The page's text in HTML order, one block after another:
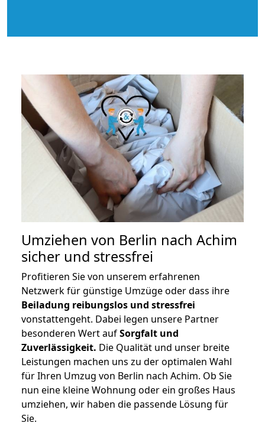
Umziehen von Berlin nach Achim
sicher und stressfrei
Profitieren Sie von unserem erfahrenen
Netzwerk für günstige Umzüge oder dass ihre
Beiladung reibungslos und stressfrei
vonstattengeht. Dabei legen unsere Partner
besonderen Wert aufSorgfalt und
Zuverlässigkeit. Die Qualität und unser breite
Leistungen machen uns zu der optimalen Wahl
für Ihren Umzug von Berlin nach Achim. Ob Sie
nun eine kleine Wohnung oder ein großes Haus
umziehen, wir haben die passende Lösung für
Sie.